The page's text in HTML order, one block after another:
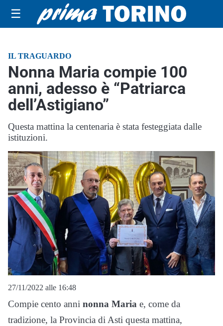
☰
IL TRAGUARDO
Nonna Maria compie 100
anni, adesso è “Patriarca
dell’Astigiano”
Questa mattina la centenaria è stata festeggiata dalle
istituzioni.
27/11/2022 alle 16:48
Compie cento anni nonna Maria e, come da
tradizione, la Provincia di Asti questa mattina,